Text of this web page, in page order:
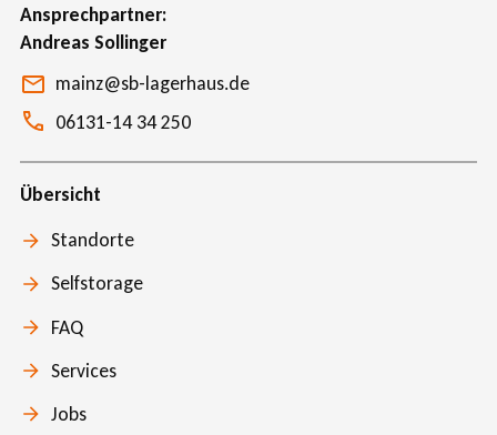
Ansprechpartner
Andreas Sollinger
mainz@sb-lagerhaus.de
06131-14 34 250
Übersicht
Standorte
Selfstorage
FAQ
Services
Jobs